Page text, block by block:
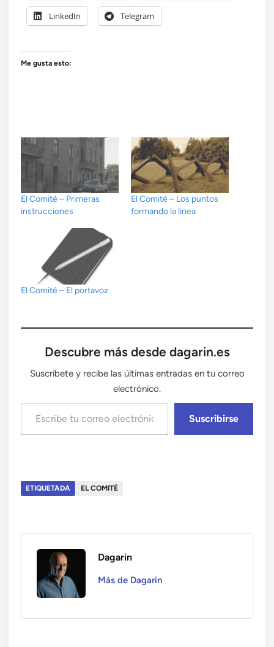
LinkedIn Telegram
Me gusta esto:
El Comité – Primeras
instrucciones
El Comité – Los puntos
formando la linea
El Comité – El portavoz
Descubre más desde dagarin.es
Suscríbete y recibe las últimas entradas en tu correo
electrónico.
Escribe tu correo electrónico…
Suscribirse
ETIQUETADA EL COMITÉ
Dagarin
Más de Dagarin